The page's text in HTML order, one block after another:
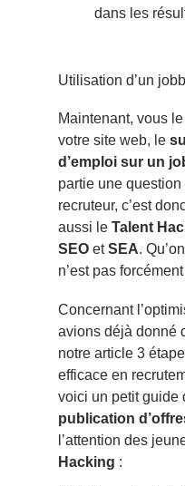
dans les
Utilisation d’un
Maintenant, vous
votre site web, le
d’emploi sur un
partie une question
recruteur, c’est
aussi le Talent
SEO etSEA.
n’est pas
Concernant
avions déjà donné
notre article 3
efficace en recrut
voici un petit guide
publication
l’attention des
Hacking :